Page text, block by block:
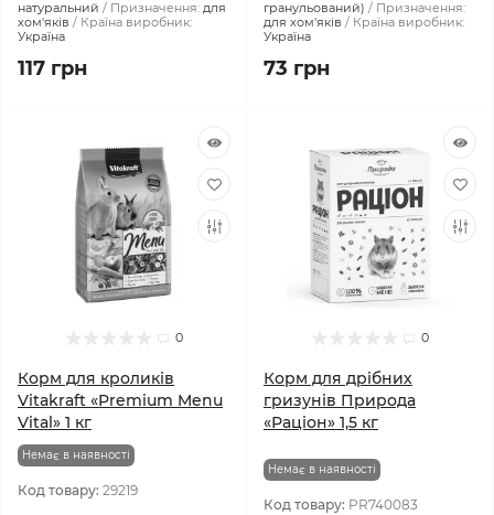
натуральний
Призначення: для
хом'яків
Країна виробник:
Україна
117 грн
гранульований)
Призначення:
для хом'яків
Країна виробник:
Україна
73 грн
0
Корм для кроликів
Vitakraft «Premium Menu
Vital» 1 кг
Немає в наявності
Код товару: 29219
0
Корм для дрібних
гризунів Природа
«Раціон» 1,5 кг
Немає в наявності
Код товару: PR740083